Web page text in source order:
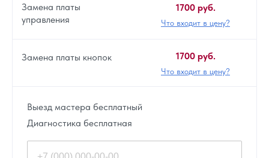
Замена платы
управления
1700 руб.
Что входит в цену?
Замена платы кнопок 1700 руб.
Что входит в цену?
Выезд мастера бесплатный
Диагностика бесплатная